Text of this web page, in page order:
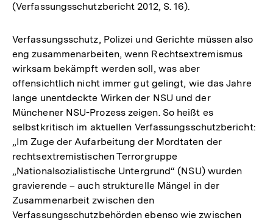
(Verfassungsschutzbericht 2012, S. 16).
Verfassungsschutz, Polizei und Gerichte müssen also
eng zusammenarbeiten, wenn Rechtsextremismus
wirksam bekämpft werden soll, was aber
offensichtlich nicht immer gut gelingt, wie das Jahre
lange unentdeckte Wirken der NSU und der
Münchener NSU-Prozess zeigen. So heißt es
selbstkritisch im aktuellen Verfassungsschutzbericht:
„Im Zuge der Aufarbeitung der Mordtaten der
rechtsextremistischen Terrorgruppe
„Nationalsozialistische Untergrund“ (NSU) wurden
gravierende – auch strukturelle Mängel in der
Zusammenarbeit zwischen den
Verfassungsschutzbehörden ebenso wie zwischen